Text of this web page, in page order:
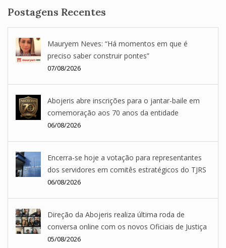
Postagens Recentes
Mauryem Neves: “Há momentos em que é
preciso saber construir pontes”
07/08/2026
Abojeris abre inscrições para o jantar-baile em
comemoração aos 70 anos da entidade
06/08/2026
Encerra-se hoje a votação para representantes
dos servidores em comitês estratégicos do TJRS
06/08/2026
Direção da Abojeris realiza última roda de
conversa online com os novos Oficiais de Justiça
05/08/2026